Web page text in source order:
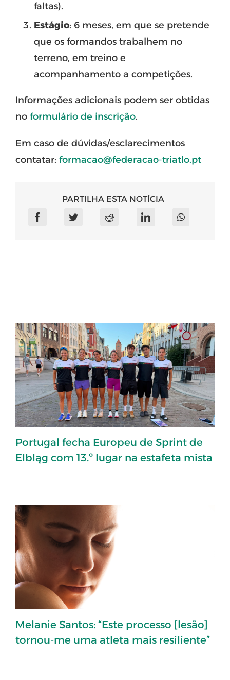
faltas).
Estágio: 6 meses, em que se pretende
que os formandos trabalhem no
terreno, em treino e
acompanhamento a competições.
Informações adicionais podem ser obtidas
no formulário de inscrição.
Em caso de dúvidas/esclarecimentos
contatar: formacao@federacao-triatlo.pt
PARTILHA ESTA NOTÍCIA
Portugal fecha Europeu de Sprint de
Elbląg com 13.º lugar na estafeta mista
Melanie Santos: “Este processo [lesão]
tornou-me uma atleta mais resiliente”